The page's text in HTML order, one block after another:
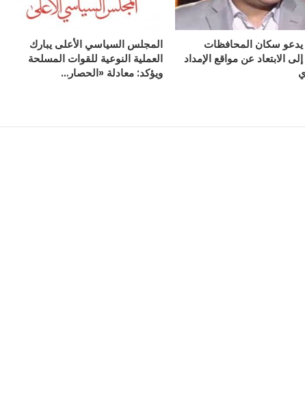
سكان المحافظات
الابتعاد عن مواقع الإمداد
المجلس السياسي الأعلى يبارك
العملية النوعية للقوات المسلحة
ويؤكد: معادلة «الحصار…